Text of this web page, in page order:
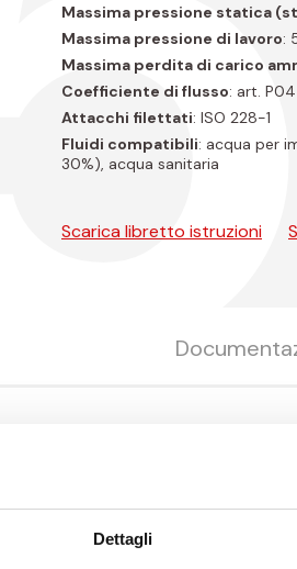
Dettagli
Massima pressione statica
Massima pressione di lavoro:
Massima perdita di carico
Coefficiente di flusso: art. P04
Attacchi filettati: ISO 228-1
Fluidi compatibili: acqua per
30%), acqua sanitaria
Scarica libretto istruzioni